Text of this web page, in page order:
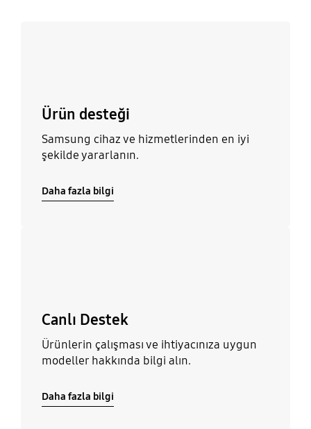
Ürün desteği
Samsung cihaz ve hizmetlerinden en iyi
şekilde yararlanın.
Daha fazla bilgi
Canlı Destek
Ürünlerin çalışması ve ihtiyacınıza uygun
modeller hakkında bilgi alın.
Daha fazla bilgi